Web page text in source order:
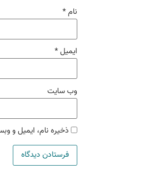
نام*
ایمیل*
وب‌ سایت
ذخیره نام، ایمیل و